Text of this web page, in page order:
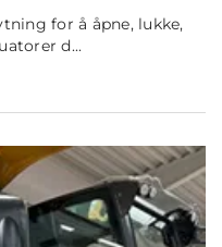
for å åpne, lukke,
d...